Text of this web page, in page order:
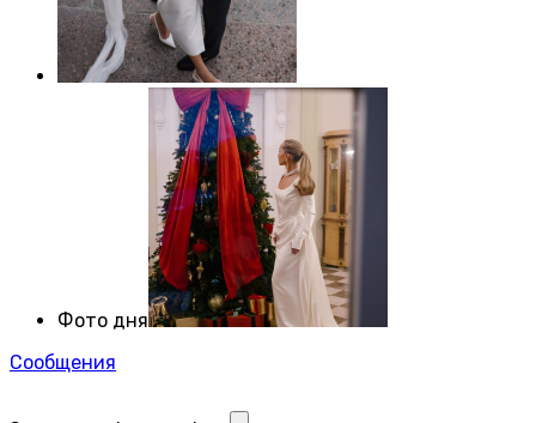
Фото дня
Сообщения